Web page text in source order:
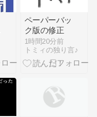
ペーパーバッ
ク版の修正
1時間20分前
トミィの独り言♪